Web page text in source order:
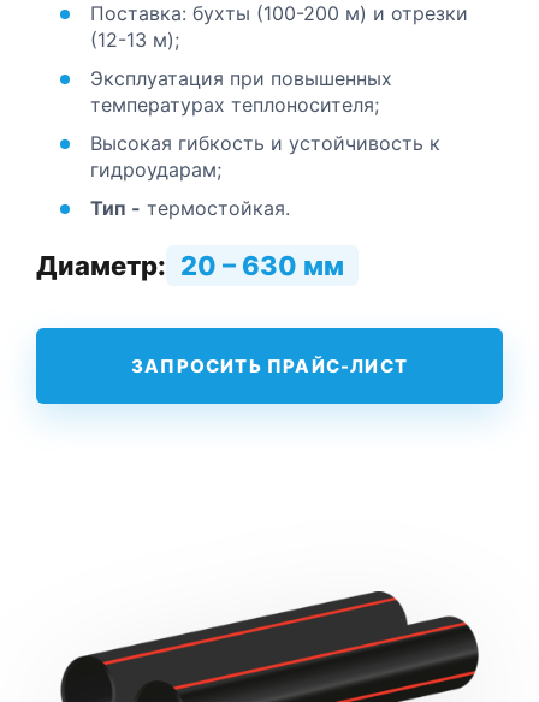
Поставка: бухты (100-200 м) и отрезки
(12-13 м);
Эксплуатация при повышенных
температурах теплоносителя;
Высокая гибкость и устойчивость к
гидроударам;
Тип - термостойкая.
Диаметр: 20 – 630 мм
ЗАПРОСИТЬ ПРАЙС-ЛИСТ